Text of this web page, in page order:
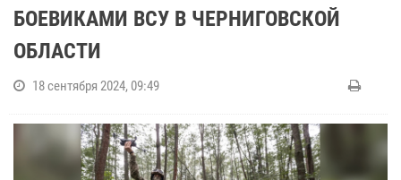
БОЕВИКАМИ ВСУ В ЧЕРНИГОВСКОЙ
ОБЛАСТИ
18 сентября 2024, 09:49